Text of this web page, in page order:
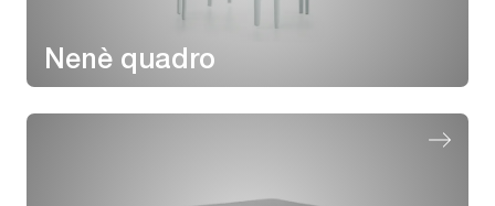
Nenè quadro